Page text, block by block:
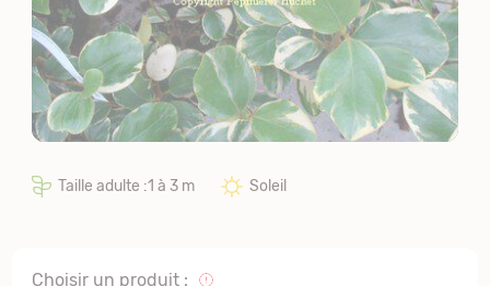
Taille adulte :1 à 3 m Soleil
Choisir un produit :